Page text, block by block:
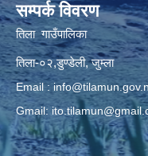
सम्पर्क विवरण
तिला गाउँपालिका
तिला-०२,डुण्डेली, जुम्ला
Email :
Gmail: